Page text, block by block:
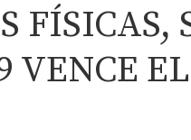
FÍSICAS,
VENCE